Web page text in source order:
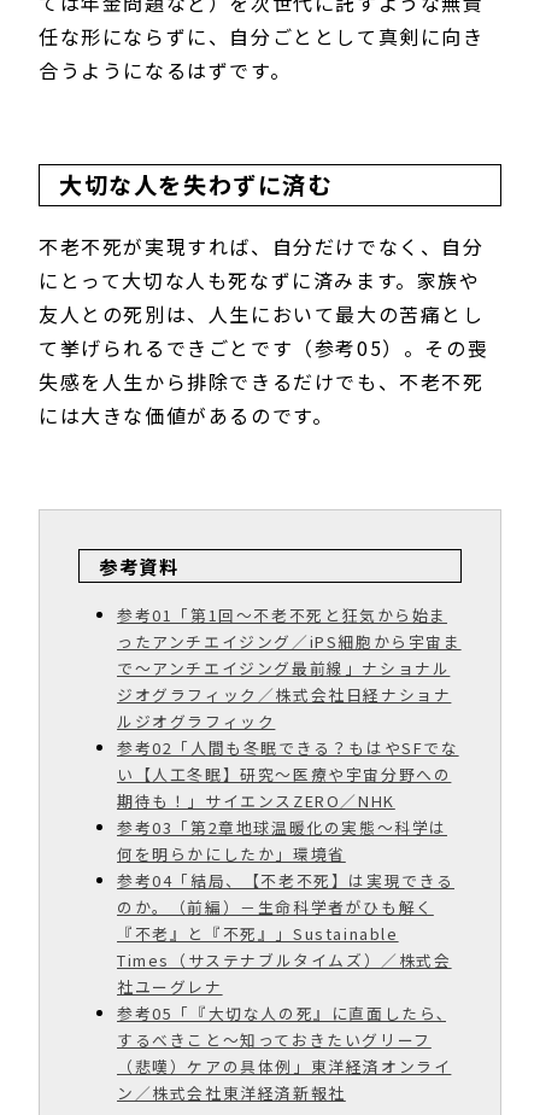
任な形にならずに、自分ごととして真剣に向き
合うようになるはずです。
大切な人を失わずに済む
不老不死が実現すれば、自分だけでなく、自分
にとって大切な人も死なずに済みます。家族や
友人との死別は、人生において最大の苦痛とし
て挙げられるできごとです（参考05）。その喪
失感を人生から排除できるだけでも、不老不死
には大きな価値があるのです。
参考資料
参考01「第1回〜不老不死と狂気から始ま
ったアンチエイジング／iPS細胞から宇宙ま
で〜アンチエイジング最前線」ナショナル
ジオグラフィック／株式会社日経ナショナ
ルジオグラフィック
参考02「人間も冬眠できる？もはやSFでな
い【人工冬眠】研究～医療や宇宙分野への
期待も！」サイエンスZERO／NHK
参考03「第2章地球温暖化の実態〜科学は
何を明らかにしたか」環境省
参考04「結局、【不老不死】は実現できる
のか。（前編）－生命科学者がひも解く
『不老』と『不死』」Sustainable
Times（サステナブルタイムズ）／株式会
社ユーグレナ
参考05「『大切な人の死』に直面したら､
するべきこと〜知っておきたいグリーフ
（悲嘆）ケアの具体例」東洋経済オンライ
ン／株式会社東洋経済新報社